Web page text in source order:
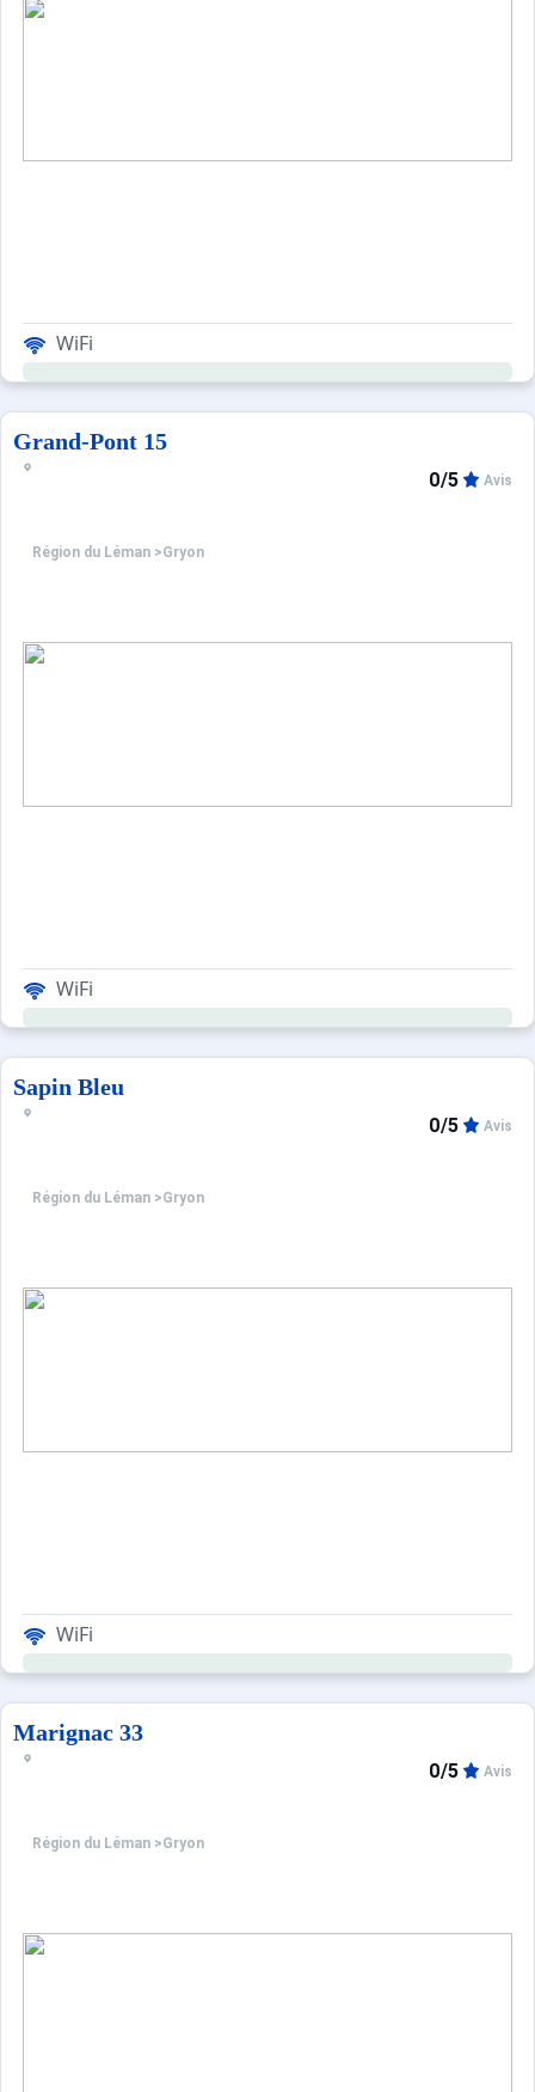
WiFi
Grand-Pont 15
Région du Léman >Gryon
0/5 Avis
WiFi
Sapin Bleu
Région du Léman >Gryon
0/5 Avis
WiFi
Marignac 33
Région du Léman >Gryon
0/5 Avis